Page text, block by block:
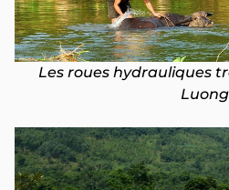
Les roues hydrauliques
Luong